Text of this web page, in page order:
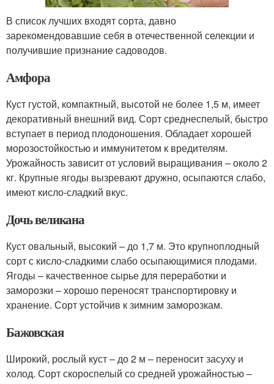
В список лучших входят сорта, давно
зарекомендовавшие себя в отечественной селекции и
получившие признание садоводов.
Амфора
Куст густой, компактный, высотой не более 1,5 м, имеет
декоративный внешний вид. Сорт среднеспелый, быстро
вступает в период плодоношения. Обладает хорошей
морозостойкостью и иммунитетом к вредителям.
Урожайность зависит от условий выращивания – около 2
кг. Крупные ягоды вызревают дружно, осыпаются слабо,
имеют кисло-сладкий вкус.
Дочь великана
Куст овальный, высокий – до 1,7 м. Это крупноплодный
сорт с кисло-сладкими слабо осыпающимися плодами.
Ягоды – качественное сырье для переработки и
заморозки – хорошо переносят транспортировку и
хранение. Сорт устойчив к зимним заморозкам.
Бажовская
Широкий, рослый куст – до 2 м – переносит засуху и
холод. Сорт скороспелый со средней урожайностью –